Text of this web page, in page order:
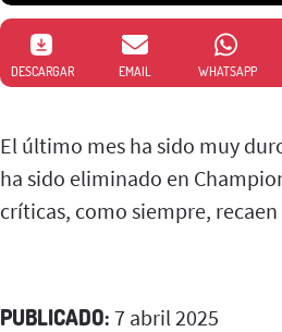
DESCARGAR EMAIL WHATSAPP
El último mes ha sido muy
ha sido eliminado en
críticas, como siempre,
PUBLICADO: 7 abril 2025